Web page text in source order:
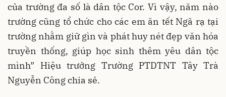
của trường đa số là dân tộc Cor. Vì vậy, năm nào
trường cũng tổ chức cho các em ăn tết Ngã rạ tại
trường nhằm giữ gìn và phát huy nét đẹp văn hóa
truyền thống, giúp học sinh thêm yêu dân tộc
mình” Hiệu trưởng Trường PTDTNT Tây Trà
Nguyễn Công chia sẻ.